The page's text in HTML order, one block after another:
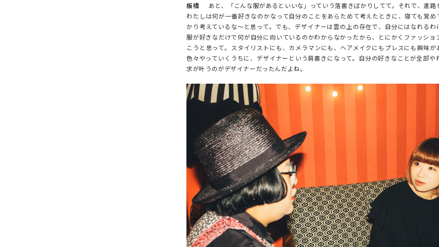
PANTS
ALL
PANTS
SHORT PANTS
SKIRT
ALL
SALE
ALL
HELLO KITTY ダンダダン
板橋
あと、「こんな服があるといいな」っていう落書きばかりしてて。それで、進路
わたしは何が一番好きなのかなって自分のことをあらためて考えたときに、寝ても覚め
かり考えているな〜と思って。でも、デザイナーは雲の上の存在で、自分にはなれるわ
服が好きなだけで何が自分に向いているのかわからなかったから、とにかくファッショ
こうと思って。スタイリストにも、カメラマンにも、ヘアメイクにもプレスにも興味が
色々やっていくうちに、デザイナーという肩書きになって。自分の好きなことが全部や
求が叶うのがデザイナーだったんだよね。